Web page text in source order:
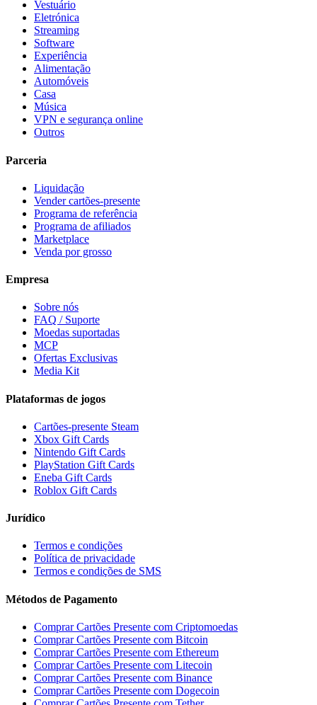
Vestuário
Eletrónica
Streaming
Software
Experiência
Alimentação
Automóveis
Casa
Música
VPN e segurança online
Outros
Parceria
Liquidação
Vender cartões-presente
Programa de referência
Programa de afiliados
Marketplace
Venda por grosso
Empresa
Sobre nós
FAQ / Suporte
Moedas suportadas
MCP
Ofertas Exclusivas
Media Kit
Plataformas de jogos
Cartões-presente Steam
Xbox Gift Cards
Nintendo Gift Cards
PlayStation Gift Cards
Eneba Gift Cards
Roblox Gift Cards
Jurídico
Termos e condições
Política de privacidade
Termos e condições de SMS
Métodos de Pagamento
Comprar Cartões Presente com Criptomoedas
Comprar Cartões Presente com Bitcoin
Comprar Cartões Presente com Ethereum
Comprar Cartões Presente com Litecoin
Comprar Cartões Presente com Binance
Comprar Cartões Presente com Dogecoin